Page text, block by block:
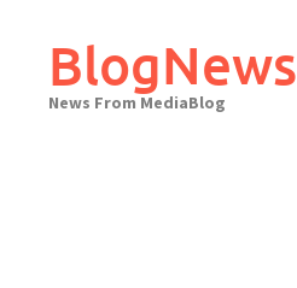
contentBlogNews
News From MediaBlog